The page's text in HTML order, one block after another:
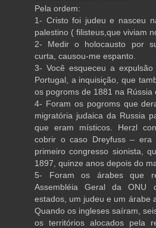
Pela ordem:
1- Cristo foi judeu e nasceu
palestino ( filisteus,que viviam
2- Medir o holocausto por
curta, causou-me espanto.
3- Você esqueceu a
Portugal, a inquisição, que
os pogroms de 1881 na Rússia
4- Foram os pogroms que
migratória judaica da Russia
que eram místicos. Herzl
cobrir o caso Dreyfuss –
primeiro congresso sionista,
1897, quinze anos depois do
5- Foram os árabes que
Assembléia Geral da
estados, um judeu e um árabe
Quando os ingleses saíram,
os territórios alocados pela